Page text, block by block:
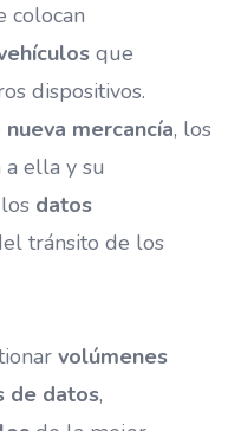
colocan
que
dispositivos.
nueva mercancía, los
a ella y su
datos
tránsito de los
volúmenes
de datos,